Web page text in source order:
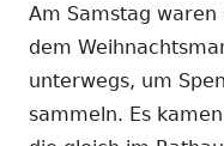
Am Samstag
dem
unterwegs, um
sammeln. Es